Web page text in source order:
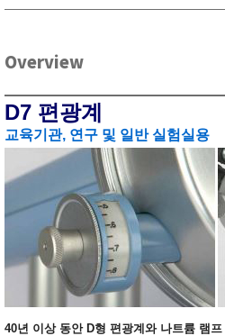
Overview
D7 편광계
교육기관, 연구 및 일반 실험실용
40년 이상 동안 D형 편광계와 나트륨 램